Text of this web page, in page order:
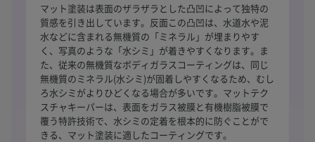
マット塗装は表面のザラザラとした凸凹によって独特の
質感を引き出しています。反面この凸凹は、水道水や泥
水などに含まれる無機質の「ミネラル」が埋まりやす
く、写真のような「水シミ」が着きやすくなります。ま
た、従来の無機質なボディガラスコーティングは、同じ
無機質のミネラル(水シミ)が固着しやすくなるため、むし
ろ水シミがよりひどくなる場合が多いです。マットテク
スチャキーパーは、表面をガラス被膜と有機樹脂被膜で
覆う特許技術で、水シミの定着を根本的に防ぐことがで
きる、マット塗装に適したコーティングです。